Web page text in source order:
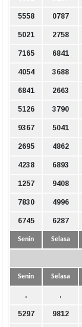
5558 0787
5021 2758
7165 6841
4054 3688
6841 2663
5126 3790
9367 5041
2695 4862
4238 6893
1257 9408
7830 4996
6745 6287
Senin Selasa
Senin Selasa
. .
5297 9812